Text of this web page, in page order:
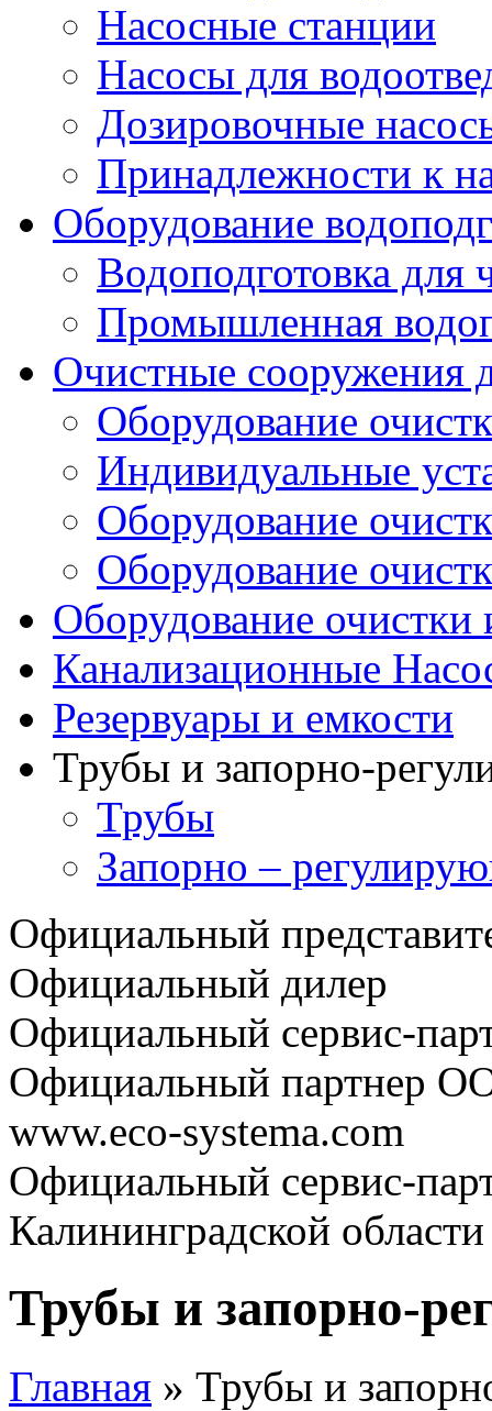
Насосные станции
Насосы для
Дозировочные
Принадлежности к
Оборудование
Водоподготовка для
Промышленная
Очистные сооружения
Оборудование
Индивидуальные
Оборудование
Оборудование
Оборудование очистки
Канализационные
Резервуары и емкости
Трубы и запорно-
Трубы
Запорно –
Официальный
Официальный дилер
Официальный сервис-
Официальный партнер
www.eco-systema.com
Официальный сервис-
Калининградской области
Трубы и запорно-
Главная » Трубы и